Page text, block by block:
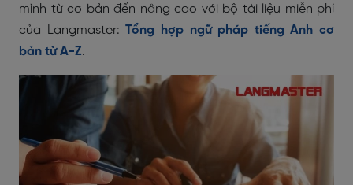
mình từ cơ bản đến nâng cao với bộ tài liệu miễn phí
của Langmaster:Tổng hợp ngữ pháp tiếng Anh cơ
bản từ A-Z.